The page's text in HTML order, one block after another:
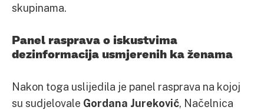
skupinama.
Panel rasprava o iskustvima
dezinformacija usmjerenih ka ženama
Nakon toga uslijedila je panel rasprava na kojoj
su sudjelovale Gordana Jureković, Načelnica